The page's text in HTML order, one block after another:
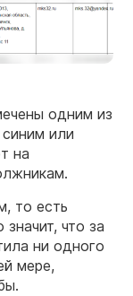
одним из
или
на
то есть
что за
ни одного
мере,